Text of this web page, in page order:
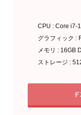
CPU : Core i7-
グラフィック :
メモリ : 16GB
ストレージ :